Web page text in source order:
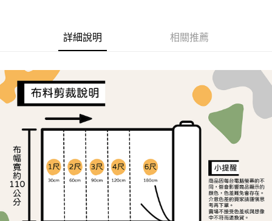
１．簡單：不需註冊會員、不需綁卡、不需儲值。
３．安心：先確認商品／服務後，再付款。
【「AFTEE先享後付」結帳流程】
１．於結帳方式選擇「AFTEE先享後付」後，將跳轉至「AFTEE先享後付」
結帳頁面，進行簡訊認證並確認金額後，即可完成結帳。
２．訂單成立數日內，您將收到繳費通知簡訊。
３．收到繳費通知簡訊後14天內，點擊此簡訊中的連結，可透過四大超商／
ATM／網路銀行／等多元方式進行付款，方視為交易完成。
※ 請注意：結帳手續完成當下不需立刻繳費，但若您需要取消訂單，請聯絡
購買商品的店家。未經商家同意取消之訂單仍視為有效，需透過AFTEE先享
後付繳納相關費用。
※ 交易是否成功請以「AFTEE先享後付 」之結帳頁面顯示為準，若有關於
是否繳費成功／繳費後需取消欲退款等相關疑問，請聯繫「AFTEE先享後付
客戶支援中心」 https://netprotections.freshdesk.com/support/home
全家取貨付款
每筆NT$65，滿NT$1,500(含以上)免運費
每筆NT$65，滿NT$1,500(含以上)免運費
宅配
每筆NT$150，滿NT$1,500(含以上)免運費
離島宅配
每筆NT$240
詳細說明 相關推薦